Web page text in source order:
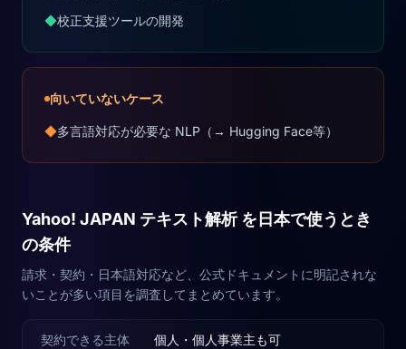
◆校正支援ツールの開発
向いていないケース
◆多言語対応が必要な NLP（→ Hugging Face等）
Yahoo! JAPAN テキスト解析 を日本で使うとき
の条件
請求・契約・日本語対応など、公式ドキュメントに明記されな
いことが多い項目を調査してまとめています。
契約できる主体 個人・個人事業主も可